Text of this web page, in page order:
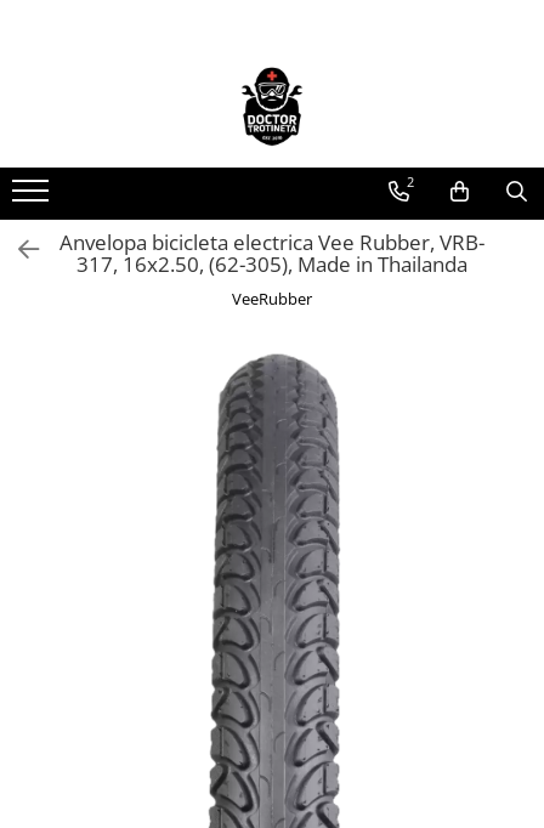
Toate produsele
Piese de schimb
https://www.doctortrotineta.ro/electrica
Acceleratie
https://www.doctortrotineta.ro/frane
https://www.doctortrotineta.ro/lumini
https://www.doctortrotineta.ro/cadru
2
Anvelopa bicicleta electrica Vee Rubber, VRB-
317, 16x2.50, (62-305), Made in Thailanda
VeeRubber